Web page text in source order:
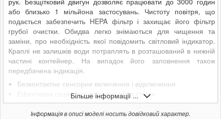
або близько 1 мільйона застосувань. Чистоту повітря, що
подається забезпечить HEPA фільтр і захищає його фільтр
грубої очистки. Обидва легко знімаються для чищення та
заміни, про необхідність якої повідомить світловий індикатор.
Краплі не залишків води потраплять в розташований в нижній
частині контейнер. На випадок його заповнення також
передбачена індикація.
Безконтактне сенсорне включення і відключення
Ефективна сушка рук відразу з обох сторін
Корпус з ударостійкого ABS пластику з антибактеріальною
обробкою за технологією Microban
Більше інформації ...
Інформація в описі моделі носить довідковий характер.